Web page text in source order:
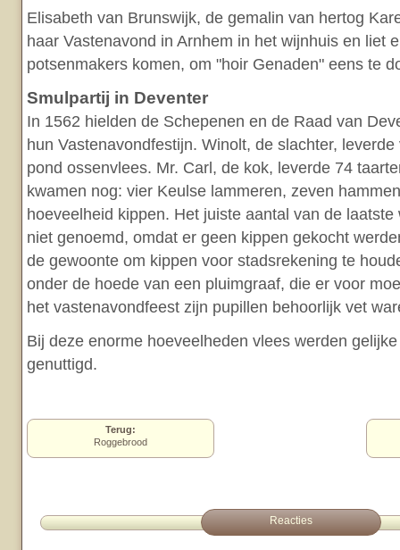
Elisabeth van Brunswijk, de gemalin van hertog
haar Vastenavond in Arnhem in het wijnhuis en liet
potsenmakers komen, om "hoir Genaden" eens te
Smulpartij in Deventer
In 1562 hielden de Schepenen en de Raad van
hun Vastenavondfestijn. Winolt, de slachter,
pond ossenvlees. Mr. Carl, de kok, leverde 74
kwamen nog: vier Keulse lammeren, zeven
hoeveelheid kippen. Het juiste aantal van de
niet genoemd, omdat er geen kippen gekocht
de gewoonte om kippen voor stadsrekening te
onder de hoede van een pluimgraaf, die er voor
het vastenavondfeest zijn pupillen behoorlijk vet
Bij deze enorme hoeveelheden vlees werden
genuttigd.
Terug:
Roggebrood
Reacties